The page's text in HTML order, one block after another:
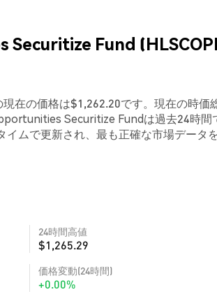
Fund
在の価格は$1,262.20です。現在の時価
Securitize Fundは過去24時間
ムで更新され、最も正確な市場データ
24時間高値
$1,265.29
価格変動(24時間)
+0.00%